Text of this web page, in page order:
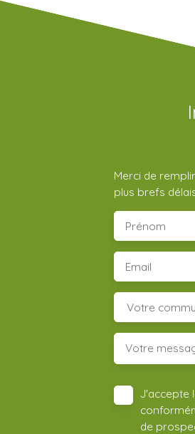
Merci de
plus brefs
Prénom
Email
Votre
Votre
J'accepte
de